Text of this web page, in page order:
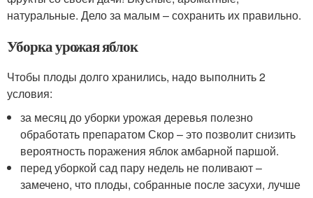
натуральные. Дело за малым – сохранить их правильно.
Уборка урожая яблок
Чтобы плоды долго хранились, надо выполнить 2
условия:
за месяц до уборки урожая деревья полезно
обработать препаратом Скор – это позволит снизить
вероятность поражения яблок амбарной паршой.
перед уборкой сад пару недель не поливают –
замечено, что плоды, собранные после засухи, лучше